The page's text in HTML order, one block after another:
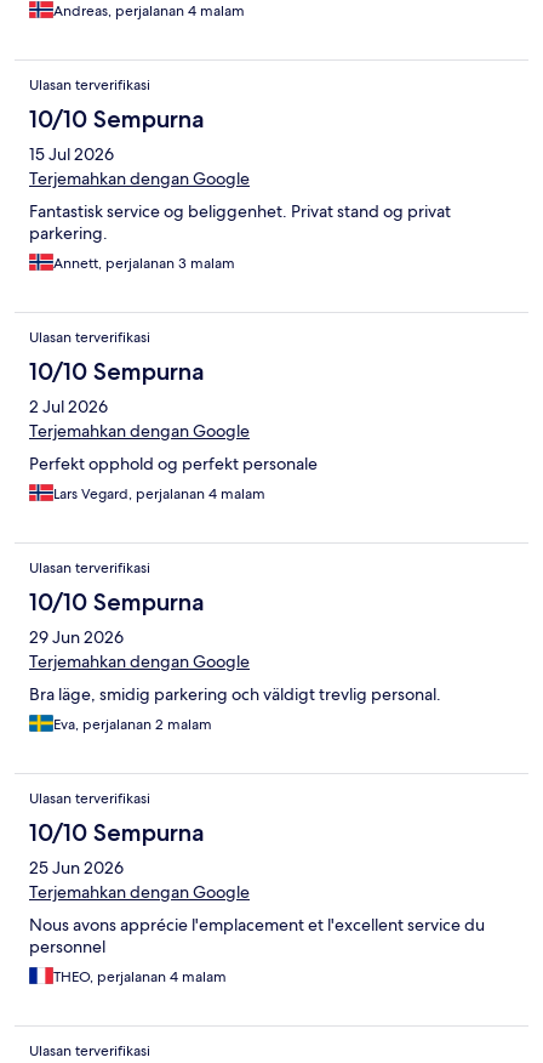
Andreas, perjalanan 4 malam
Ulasan terverifikasi
10/10 Sempurna
15 Jul 2026
Terjemahkan dengan Google
Fantastisk service og beliggenhet. Privat stand og privat
parkering.
Annett, perjalanan 3 malam
Ulasan terverifikasi
10/10 Sempurna
2 Jul 2026
Terjemahkan dengan Google
Perfekt opphold og perfekt personale
Lars Vegard, perjalanan 4 malam
Ulasan terverifikasi
10/10 Sempurna
29 Jun 2026
Terjemahkan dengan Google
Bra läge, smidig parkering och väldigt trevlig personal.
Eva, perjalanan 2 malam
Ulasan terverifikasi
10/10 Sempurna
25 Jun 2026
Terjemahkan dengan Google
Nous avons apprécie l'emplacement et l'excellent service du
personnel
THEO, perjalanan 4 malam
Ulasan terverifikasi